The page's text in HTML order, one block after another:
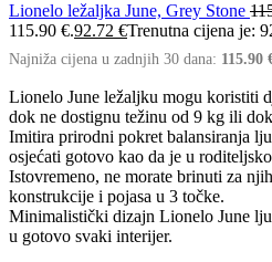
Lionelo ležaljka June, Grey Stone
115.90 €.92.72 €Trenutna cijena je:
Najniža cijena u zadnjih 30 dana: 115.90
Lionelo June ležaljku mogu koristiti
dok ne dostignu težinu od 9 kg ili
Imitira prirodni pokret balansiranja
osjećati gotovo kao da je u
Istovremeno, ne morate brinuti za
konstrukcije i pojasa u 3 točke.
Minimalistički dizajn Lionelo June
u gotovo svaki interijer.